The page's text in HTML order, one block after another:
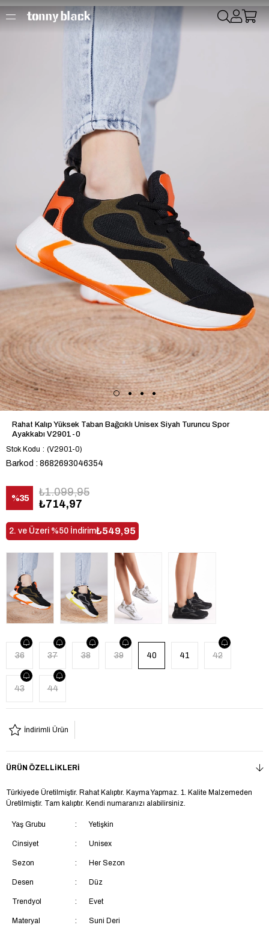
Rahat Kalıp Yüksek Taban Bağcıklı Unisex Siyah Turuncu Spor
Ayakkabı V2901-0
Stok Kodu
(V2901-0)
Barkod : 8682693046354
%35
İndirim
₺1.099,95
₺714,97
2. ve Üzeri %50 İndirim₺549,95
36 37 38 39 40 41 42
43 44
İndirimli Ürün
ÜRÜN ÖZELLIKLERI
Türkiyede Üretilmiştir. Rahat Kalıptır. Kayma Yapmaz. 1. Kalite Malzemeden
Üretilmiştir. Tam kalıptır. Kendi numaranızı alabilirsiniz.
Yaş Grubu Yetişkin
Cinsiyet Unisex
Sezon Her Sezon
Desen Düz
Trendyol Evet
Materyal Suni Deri